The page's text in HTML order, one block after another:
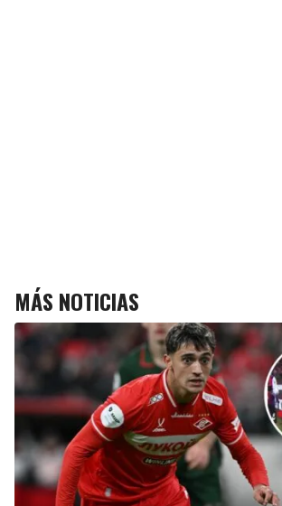
MÁS NOTICIAS